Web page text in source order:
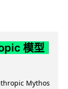
模型
Mythos